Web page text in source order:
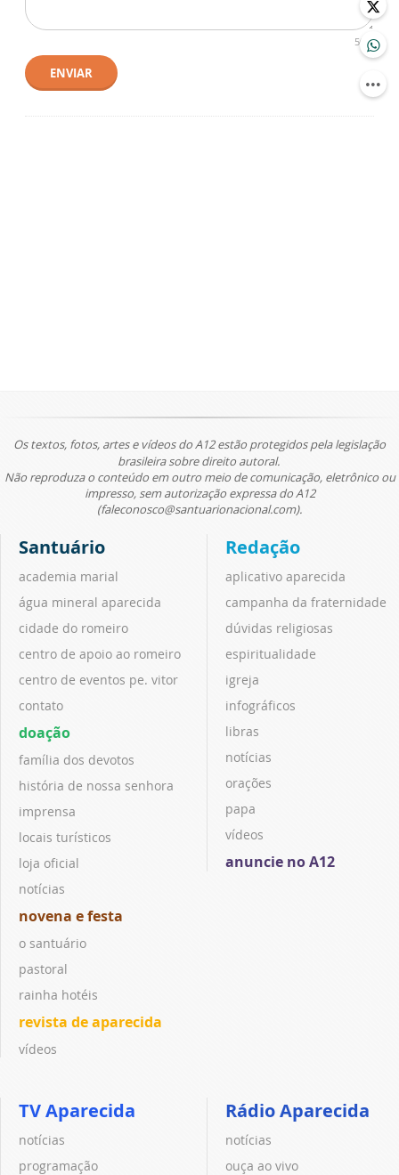
500
ENVIAR
Os textos, fotos, artes e vídeos do A12 estão protegidos pela legislação
brasileira sobre direito autoral.
Não reproduza o conteúdo em outro meio de comunicação, eletrônico ou
impresso, sem autorização expressa do A12
(faleconosco@santuarionacional.com).
Santuário
academia marial
água mineral aparecida
cidade do romeiro
centro de apoio ao romeiro
centro de eventos pe. vitor
contato
doação
família dos devotos
história de nossa senhora
imprensa
locais turísticos
loja oficial
notícias
novena e festa
o santuário
pastoral
rainha hotéis
revista de aparecida
vídeos
Redação
aplicativo aparecida
campanha da fraternidade
dúvidas religiosas
espiritualidade
igreja
infográficos
libras
notícias
orações
papa
vídeos
anuncie no A12
TV Aparecida
notícias
programação
Rádio Aparecida
notícias
ouça ao vivo